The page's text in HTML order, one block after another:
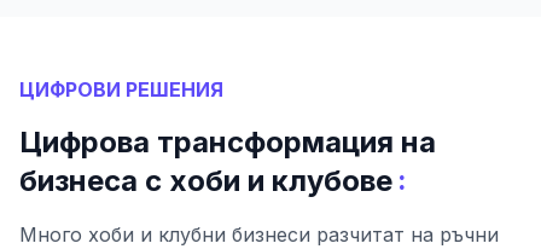
ЦИФРОВИ РЕШЕНИЯ
Цифрова трансформация на
бизнеса с хоби и клубове :
Много хоби и клубни бизнеси разчитат на ръчни